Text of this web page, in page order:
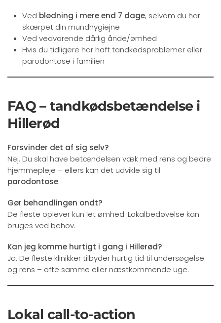
Ved blødning i mere end 7 dage, selvom du har
skærpet din mundhygiejne
Ved vedvarende dårlig ånde/ømhed
Hvis du tidligere har haft tandkødsproblemer eller
parodontose i familien
FAQ – tandkødsbetændelse i
Hillerød
Forsvinder det af sig selv?
Nej. Du skal have betændelsen væk med rens og bedre
hjemmepleje – ellers kan det udvikle sig til
parodontose.
Gør behandlingen ondt?
De fleste oplever kun let ømhed. Lokalbedøvelse kan
bruges ved behov.
Kan jeg komme hurtigt i gang i Hillerød?
Ja. De fleste klinikker tilbyder hurtig tid til undersøgelse
og rens – ofte samme eller næstkommende uge.
Lokal call-to-action